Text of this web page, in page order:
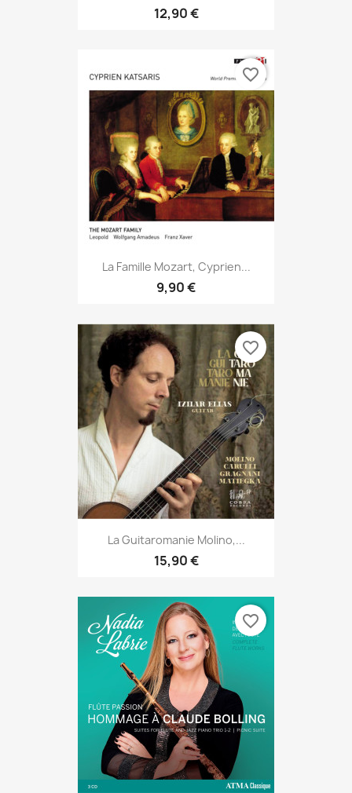
12,90 €
La Famille Mozart, Cyprien...
9,90 €
favorite_border
La Guitaromanie Molino,...
15,90 €
favorite_border
favorite_border